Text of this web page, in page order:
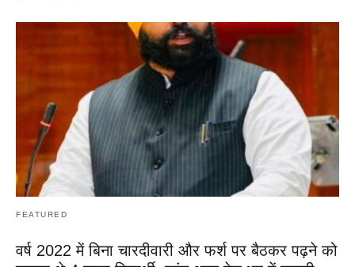
FEATURED
वर्ष 2022 में बिना चारदीवारी और फर्श पर बैठकर पढ़ने को